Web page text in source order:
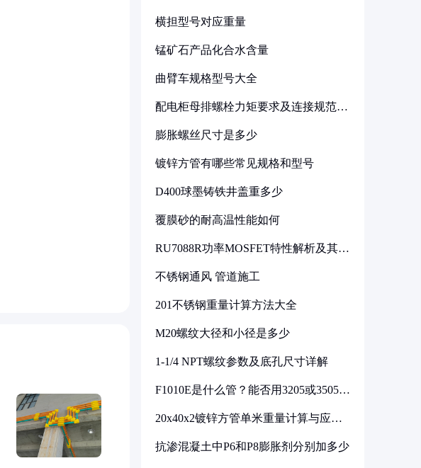
横担型号对应重量
锰矿石产品化合水含量
曲臂车规格型号大全
配电柜母排螺栓力矩要求及连接规范详
膨胀螺丝尺寸是多少
镀锌方管有哪些常见规格和型号
D400球墨铸铁井盖重多少
覆膜砂的耐高温性能如何
RU7088R功率MOSFET特性解析及其在
不锈钢通风 管道施工
201不锈钢重量计算方法大全
M20螺纹大径和小径是多少
1-1/4 NPT螺纹参数及底孔尺寸详解
F1010E是什么管？能否用3205或3505代
20x40x2镀锌方管单米重量计算与应用
抗渗混凝土中P6和P8膨胀剂分别加多少